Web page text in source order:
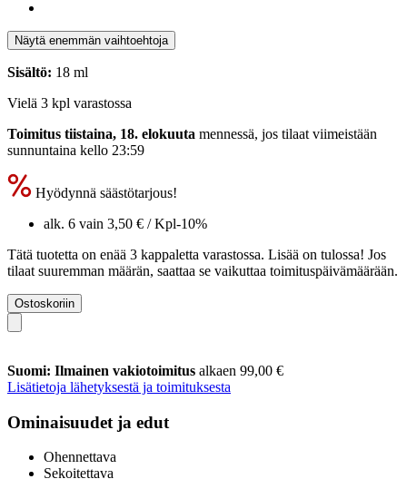
Näytä enemmän vaihtoehtoja
Sisältö: 18 ml
Vielä 3 kpl varastossa
Toimitus tiistaina, 18. elokuuta mennessä, jos tilaat viimeistään
sunnuntaina kello 23:59
Hyödynnä säästötarjous!
alk. 6 vain 3,50 € / Kpl-10%
Tätä tuotetta on enää 3 kappaletta varastossa. Lisää on tulossa! Jos
tilaat suuremman määrän, saattaa se vaikuttaa toimituspäivämäärään.
Ostoskoriin
Suomi: Ilmainen vakiotoimitus alkaen 99,00 €
Lisätietoja lähetyksestä ja toimituksesta
Ominaisuudet ja edut
Ohennettava
Sekoitettava